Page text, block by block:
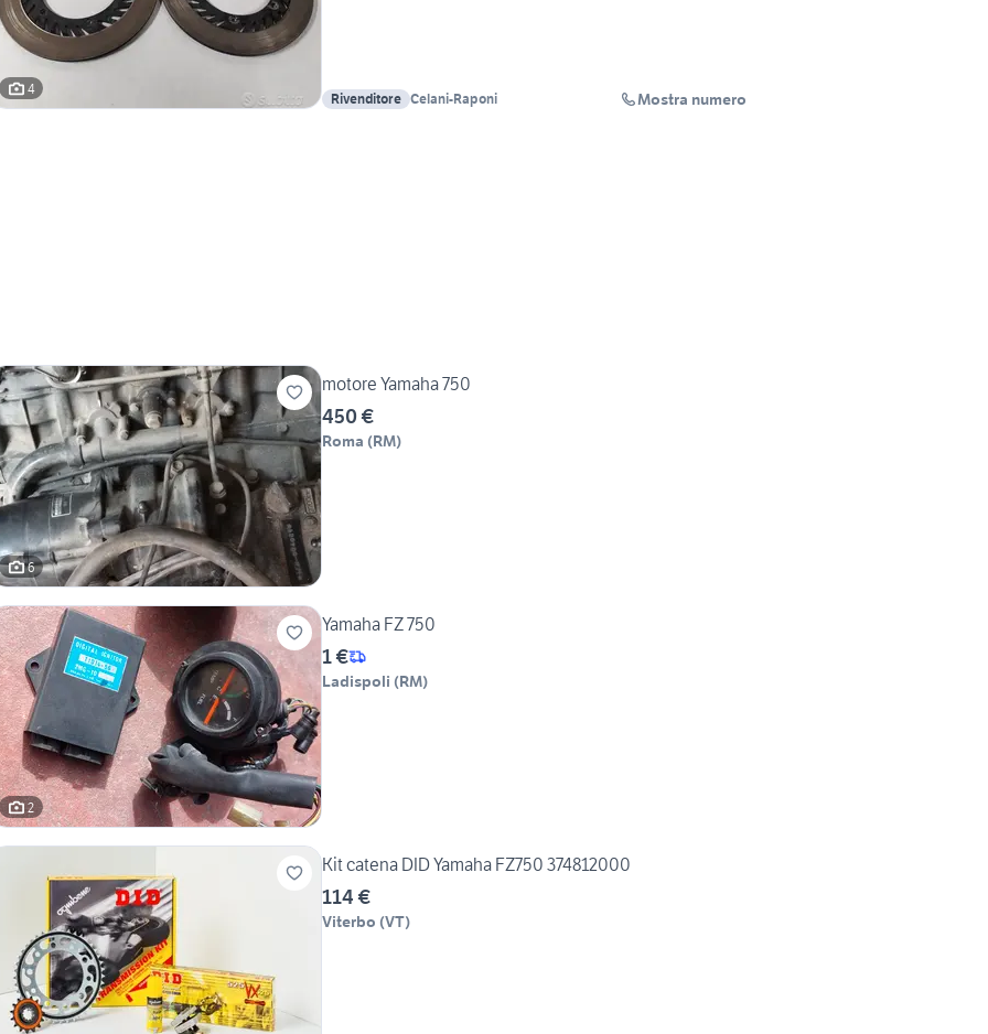
4
Rivenditore Celani-Raponi Mostra numero
6
motore Yamaha 750
450 €
Roma (RM)
2
Yamaha FZ 750
1 €
Ladispoli (RM)
Kit catena DID Yamaha FZ750 374812000
114 €
Viterbo (VT)